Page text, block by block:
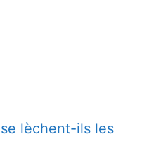
lèchent-ils les